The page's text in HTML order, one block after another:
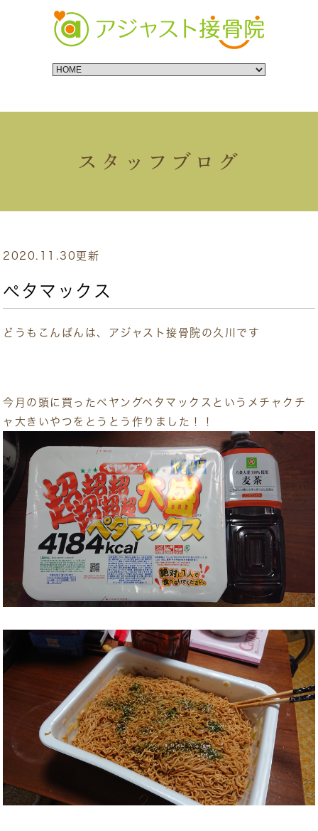
スタッフブログ
2020.11.30更新
ペタマックス
どうもこんばんは、アジャスト接骨院の久川です
今月の頭に買ったペヤングペタマックスというメチャクチ
ャ大きいやつをとうとう作りました！！